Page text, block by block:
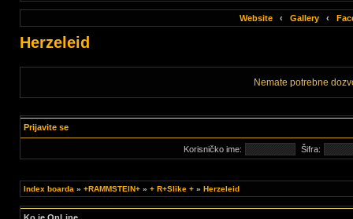
Website ‹ Gallery ‹
Herzeleid
Nemate potrebne
Prijavite se
Korisničko ime: Šifra:
Index boarda » +RAMMSTEIN+ » + R+Slike + » Herzeleid